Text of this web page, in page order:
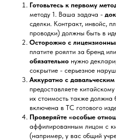
Готовьтесь к первому
методу 1. Ваша задача -
сделки. Контракт, инвойс,
проводки) должны быть в
Осторожно с
платите роялти за бренд
обязательно нужно
сокрытие - серьезное
Аккуратно с
предоставляете
их стоимость также
включена в ТС готового
Проверяйте «особые
аффилированным лицом с
(например, у вас общий